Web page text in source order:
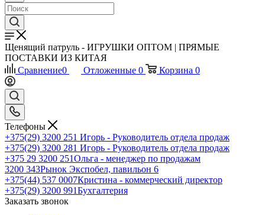
Щенящий патруль - ИГРУШКИ ОПТОМ | ПРЯМЫЕ
ПОСТАВКИ ИЗ КИТАЯ
Сравнение0 Отложенные 0 Корзина 0
Телефоны
+375(29) 3200 251 Игорь - Руководитель отдела продаж
+375(29) 3200 281 Игорь - Руководитель отдела продаж
+З75 29 3200 251Ольга - менеджер по продажам
3200 343Рынок Экспобел, павильон 6
+375(44) 537 0007Кристина - коммерческий директор
+375(29) 3200 991Бухгалтерия
Заказать звонок